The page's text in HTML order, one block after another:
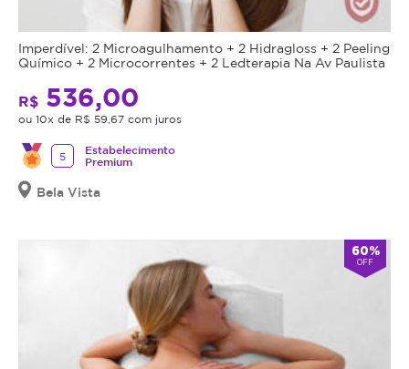
Imperdível: 2 Microagulhamento + 2 Hidragloss + 2 Peeling
Químico + 2 Microcorrentes + 2 Ledterapia Na Av Paulista
R$ 536,00
ou 10x de R$ 59,67 com juros
5
Estabelecimento
Premium
Bela Vista
60%
OFF